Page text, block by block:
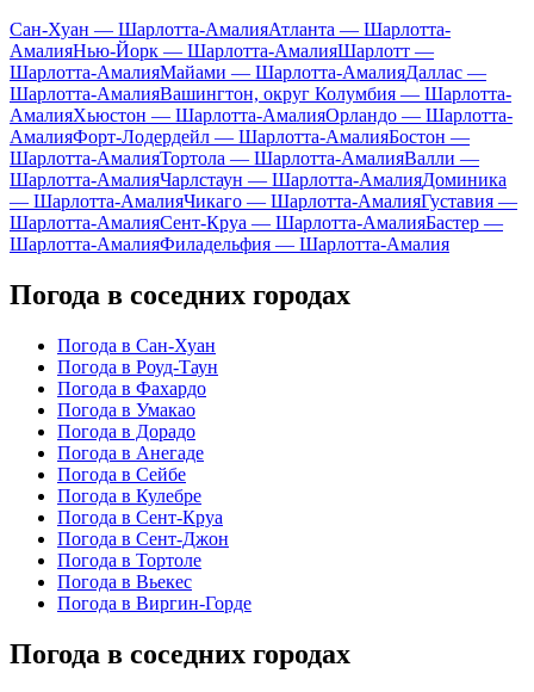
Сан-Хуан — Шарлотта-АмалияАтланта — Шарлотта-
АмалияНью-Йорк — Шарлотта-АмалияШарлотт —
Шарлотта-АмалияМайами — Шарлотта-АмалияДаллас —
Шарлотта-АмалияВашингтон, округ Колумбия — Шарлотта-
АмалияХьюстон — Шарлотта-АмалияОрландо — Шарлотта-
АмалияФорт-Лодердейл — Шарлотта-АмалияБостон —
Шарлотта-АмалияТортола — Шарлотта-АмалияВалли —
Шарлотта-АмалияЧарлстаун — Шарлотта-АмалияДоминика
— Шарлотта-АмалияЧикаго — Шарлотта-АмалияГуставия —
Шарлотта-АмалияСент-Круа — Шарлотта-АмалияБастер —
Шарлотта-АмалияФиладельфия — Шарлотта-Амалия
Погода в соседних городах
Погода в Сан-Хуан
Погода в Роуд-Таун
Погода в Фахардо
Погода в Умакао
Погода в Дорадо
Погода в Анегаде
Погода в Сейбе
Погода в Кулебре
Погода в Сент-Круа
Погода в Сент-Джон
Погода в Тортоле
Погода в Вьекес
Погода в Виргин-Горде
Погода в соседних городах